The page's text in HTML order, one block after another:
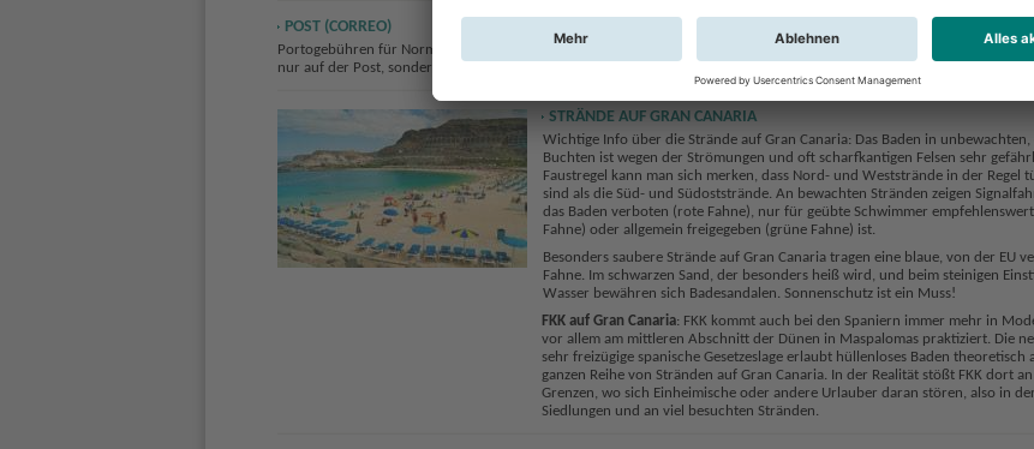
POST (CORREO)
Portogebühren für Normalbriefe und Ansichtskarten betragen in europäische Länder 0,65 €. Briefmarken (sellos) erhält
nur auf der Post, sondern auch in Tabakläden, Souvenirshops und an Hotelrezeptionen.
STRÄNDE AUF GRAN CANARIA
Wichtige Info über die Strände auf Gran Canaria: Das Baden in unbewachten,
Buchten ist wegen der Strömungen und oft scharfkantigen Felsen sehr
Faustregel kann man sich merken, dass Nord- und Weststrände in der Regel
sind als die Süd- und Südoststrände. An bewachten Stränden zeigen
das Baden verboten (rote Fahne), nur für geübte Schwimmer
Fahne) oder allgemein freigegeben (grüne Fahne) ist.
Besonders saubere Strände auf Gran Canaria tragen eine blaue, von der EU
Fahne. Im schwarzen Sand, der besonders heiß wird, und beim steinigen
Wasser bewähren sich Badesandalen. Sonnenschutz ist ein Muss!
FKK auf Gran Canaria: FKK kommt auch bei den Spaniern immer mehr in
vor allem am mittleren Abschnitt der Dünen in Maspalomas praktiziert. Die
sehr freizügige spanische Gesetzeslage erlaubt hüllenloses Baden theoretisch
ganzen Reihe von Stränden auf Gran Canaria. In der Realität stößt FKK dort
Grenzen, wo sich Einheimische oder andere Urlauber daran stören, also in
Siedlungen und an viel besuchten Stränden.